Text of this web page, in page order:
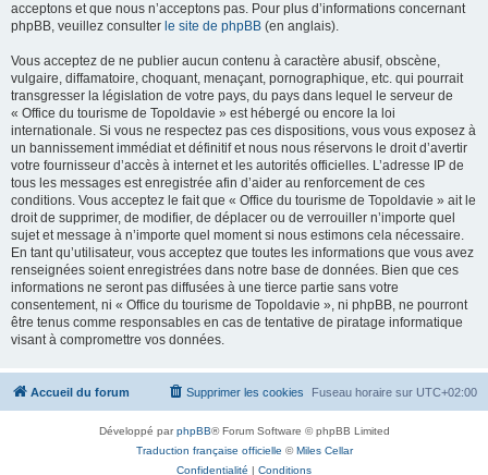
acceptons et que nous n’acceptons pas. Pour plus d’informations concernant
phpBB, veuillez consulter le site de phpBB (en anglais).
Vous acceptez de ne publier aucun contenu à caractère abusif, obscène,
vulgaire, diffamatoire, choquant, menaçant, pornographique, etc. qui pourrait
transgresser la législation de votre pays, du pays dans lequel le serveur de
« Office du tourisme de Topoldavie » est hébergé ou encore la loi
internationale. Si vous ne respectez pas ces dispositions, vous vous exposez à
un bannissement immédiat et définitif et nous nous réservons le droit d’avertir
votre fournisseur d’accès à internet et les autorités officielles. L’adresse IP de
tous les messages est enregistrée afin d’aider au renforcement de ces
conditions. Vous acceptez le fait que « Office du tourisme de Topoldavie » ait le
droit de supprimer, de modifier, de déplacer ou de verrouiller n’importe quel
sujet et message à n’importe quel moment si nous estimons cela nécessaire.
En tant qu’utilisateur, vous acceptez que toutes les informations que vous avez
renseignées soient enregistrées dans notre base de données. Bien que ces
informations ne seront pas diffusées à une tierce partie sans votre
consentement, ni « Office du tourisme de Topoldavie », ni phpBB, ne pourront
être tenus comme responsables en cas de tentative de piratage informatique
visant à compromettre vos données.
Accueil du forum Fuseau horaire sur UTC+02:00
Supprimer les cookies
Développé parphpBB® Forum Software © phpBB Limited
Traduction française officielle ©Miles Cellar
Confidentialité | Conditions